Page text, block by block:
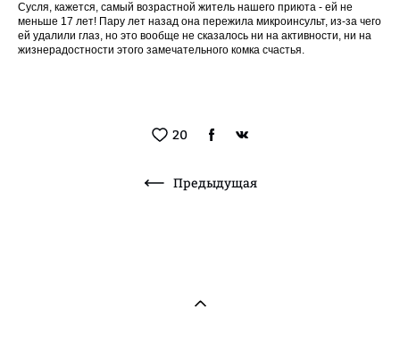
Сусля, кажется, самый возрастной житель нашего приюта - ей не
меньше 17 лет! Пару лет назад она пережила микроинсульт, из-за чего
ей удалили глаз, но это вообще не сказалось ни на активности, ни на
жизнерадостности этого замечательного комка счастья.
20
Предыдущая